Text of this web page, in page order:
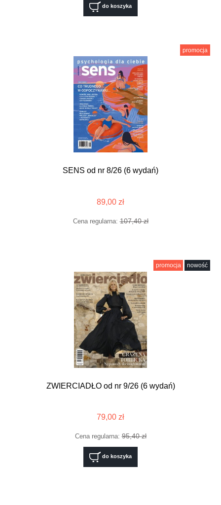
do koszyka
SENS od nr 8/26 (6 wydań)
89,00 zł
Cena regularna:107,40 zł
promocja
ZWIERCIADŁO od nr 9/26 (6 wydań)
79,00 zł
Cena regularna:95,40 zł
do koszyka
promocja nowość